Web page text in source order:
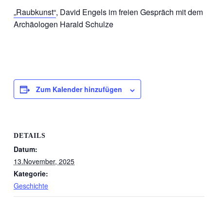
„Raubkunst“, David Engels im freien Gespräch mit dem
Archäologen Harald Schulze
Zum Kalender hinzufügen
DETAILS
Datum:
13.November, 2025
Kategorie:
Geschichte